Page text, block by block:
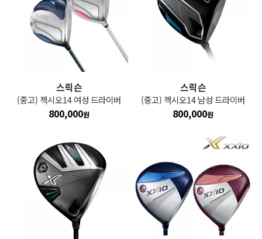
스릭슨
(중고) 젝시오14 여성 드라이버
800,000원
스릭슨
(중고) 젝시오14 남성 드라이버
800,000원